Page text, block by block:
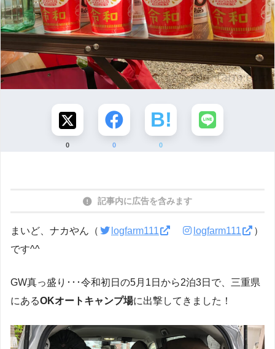
0 0 0
記事内に広告を含みます
まいど、ナカやん（ logfarm111 logfarm111
）
です^^
GW真っ盛り･･･令和初日の5月1日から2泊3日で、三重県
にあるOKオートキャンプ場に出撃してきました！